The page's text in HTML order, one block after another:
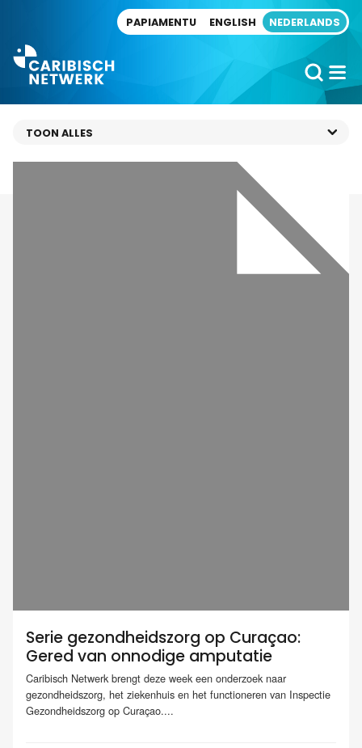
PAPIAMENTU ENGLISH NEDERLANDS
Serie gezondheidszorg op Curaçao:
Gered van onnodige amputatie
Caribisch Netwerk brengt deze week een onderzoek naar
gezondheidszorg, het ziekenhuis en het functioneren van Inspectie
Gezondheidszorg op Curaçao....